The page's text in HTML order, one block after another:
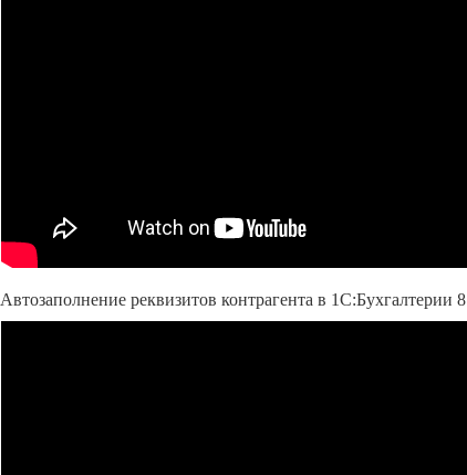
Автозаполнение реквизитов контрагента в 1С:Бухгалтерии 8